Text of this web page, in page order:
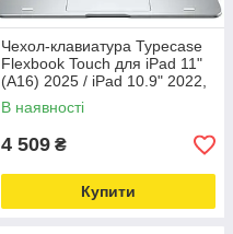
Чехол-клавиатура Typecase
Flexbook Touch для iPad 11"
(A16) 2025 / iPad 10.9" 2022,
серебристый
В наявності
4 509 ₴
Купити